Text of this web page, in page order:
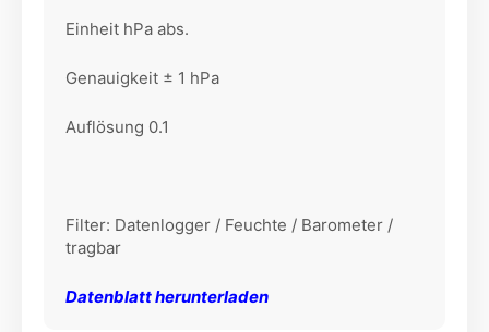
Einheit hPa abs.
Genauigkeit ± 1 hPa
Auflösung 0.1
Filter: Datenlogger / Feuchte / Barometer /
tragbar
Datenblatt herunterladen